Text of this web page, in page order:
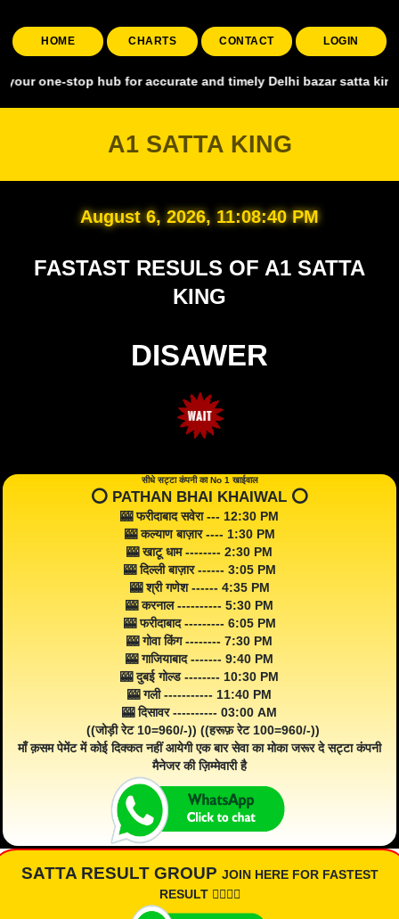
HOME CHARTS CONTACT LOGIN
hub for accurate and timely Delhi bazar satta king,
A1 SATTA KING
August 6, 2026, 11:08:41 PM
FASTAST RESULS OF A1 SATTA
KING
DISAWER
सीधे सट्टा कंपनी का No 1 खाईवाल
⭕️ PATHAN BHAI KHAIWAL ⭕️
🎰 फरीदाबाद सवेरा --- 12:30 PM
🎰 कल्याण बाज़ार ---- 1:30 PM
🎰 खाटू धाम -------- 2:30 PM
🎰 दिल्ली बाज़ार ------ 3:05 PM
🎰 श्री गणेश ------ 4:35 PM
🎰 करनाल ---------- 5:30 PM
🎰 फरीदाबाद --------- 6:05 PM
🎰 गोवा किंग -------- 7:30 PM
🎰 गाजियाबाद ------- 9:40 PM
🎰 दुबई गोल्ड -------- 10:30 PM
🎰 गली ----------- 11:40 PM
🎰 दिसावर ---------- 03:00 AM
((जोड़ी रेट 10=960/-)) ((हरूफ़ रेट 100=960/-))
माँ क़सम पेमेंट में कोई दिक्कत नहीं आयेगी एक बार सेवा का मोका जरूर दे सट्टा कंपनी
मैनेजर की ज़िम्मेवारी है
SATTA RESULT GROUP JOIN HERE FOR FASTEST
RESULT 👇🏾👇🏾